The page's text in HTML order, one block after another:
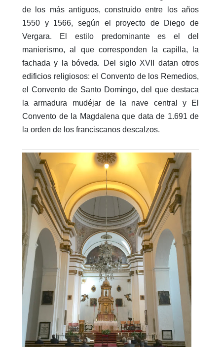
de los más antiguos, construido entre los años
1550 y 1566, según el proyecto de Diego de
Vergara. El estilo predominante es el del
manierismo, al que corresponden la capilla, la
fachada y la bóveda. Del siglo XVII datan otros
edificios religiosos: el Convento de los Remedios,
el Convento de Santo Domingo, del que destaca
la armadura mudéjar de la nave central y El
Convento de la Magdalena que data de 1.691 de
la orden de los franciscanos descalzos.